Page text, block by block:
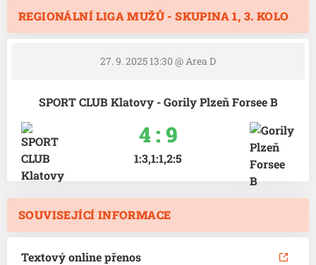
REGIONÁLNÍ LIGA MUŽŮ - SKUPINA 1, 3. KOLO
27. 9. 2025 13:30 @ Area D
SPORT CLUB Klatovy - Gorily Plzeň Forsee B
4 : 9
1:3,1:1,2:5
SOUVISEJÍCÍ INFORMACE
Textový online přenos